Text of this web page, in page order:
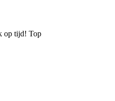
op tijd! Top